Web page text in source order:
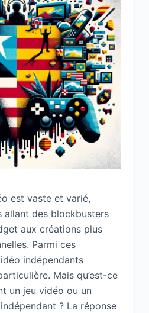
est vaste et varié,
allant des blockbusters
aux créations plus
Parmi ces
indépendants
Mais qu’est-ce
un jeu vidéo ou un
? La réponse